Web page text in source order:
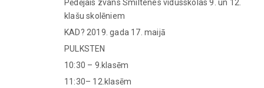
Pēdējais zvans Smiltenes vidusskolas 9. un 12.
klašu skolēniem
KAD? 2019. gada 17. maijā
PULKSTEN
10:30 – 9.klasēm
11:30– 12.klasēm